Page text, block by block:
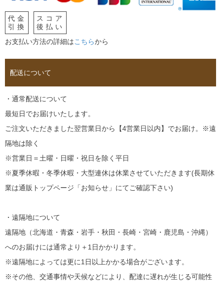
代金
引換
スコア
後払い
お支払い方法の詳細はこちらから
配送について
・通常配送について
最短日でお届けいたします。
ご注文いただきました翌営業日から【4営業日以内】でお届け。※遠
隔地は除く
※営業日＝土曜・日曜・祝日を除く平日
※夏季休暇・冬季休暇・大型連休は休業させていただきます(長期休
業は通販トップページ「お知らせ」にてご確認下さい)
・遠隔地について
遠隔地（北海道・青森・岩手・秋田・長崎・宮崎・鹿児島・沖縄）
へのお届けには通常より＋1日かかります。
※遠隔地によっては更に1日以上かかる場合がございます。
※その他、交通事情や天候などにより、配達に遅れが生じる可能性